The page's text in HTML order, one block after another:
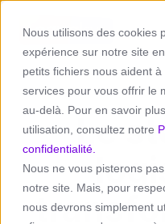
Nous utilisons des cookies
expérience sur notre site
petits fichiers nous aident
services pour vous offrir le
au-delà. Pour en savoir
utilisation, consultez notre
confidentialité.
Nous ne vous pisterons
notre site. Mais, pour
nous devrons simplement
Le